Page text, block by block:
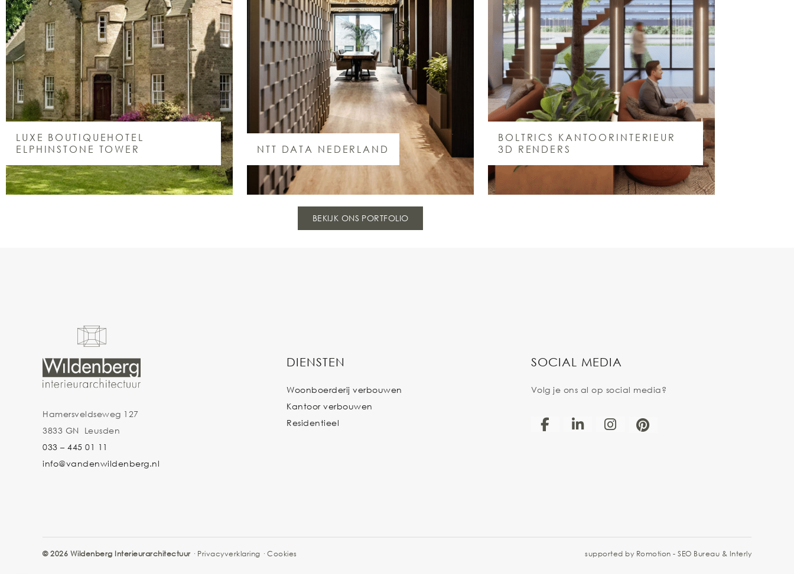
LUXE BOUTIQUEHOTEL
ELPHINSTONE TOWER
NTT DATA NEDERLAND
BOLTRICS KANTOORINTERIEUR
3D RENDERS
BEKIJK ONS PORTFOLIO
Hamersveldseweg 127
3833 GN Leusden
033 – 445 01 11
info@vandenwildenberg.nl
DIENSTEN
Woonboerderij verbouwen
Kantoor verbouwen
Residentieel
SOCIAL MEDIA
Volg je ons al op social media?
© 2026 Wildenberg Interieurarchitectuur · Privacyverklaring · Cookies supported by Romotion - SEO Bureau & Interly